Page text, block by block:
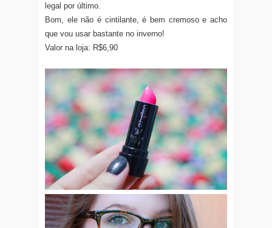
legal por último.
Bom, ele não é cintilante, é bem cremoso e acho
que vou usar bastante no inverno!
Valor na loja: R$6,90